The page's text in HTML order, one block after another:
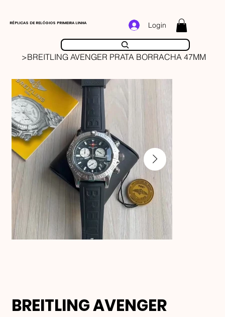
RÉPLICAS DE RELÓGIOS PRIMEIRA LINHA Login
>BREITLING AVENGER PRATA BORRACHA 47MM
BREITLING AVENGER